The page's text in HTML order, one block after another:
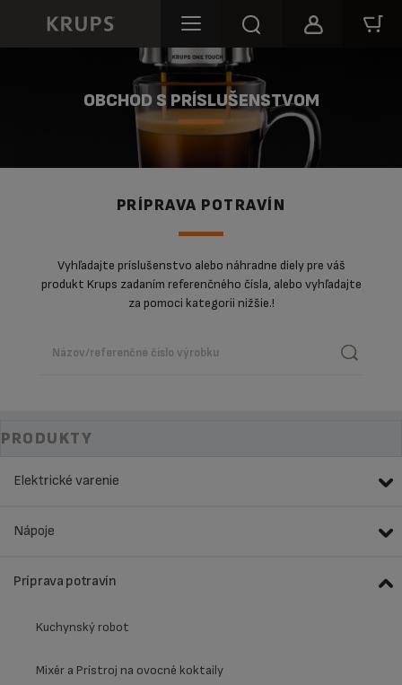
OBCHOD S PRÍSLUŠENSTVOM
PRÍPRAVA POTRAVÍN
Vyhľadajte príslušenstvo alebo náhradne diely pre váš
produkt Krups zadaním referenčného čísla, alebo vyhľadajte
za pomoci kategorii nižšie.!
PRODUKTY
Elektrické varenie
Nápoje
Príprava potravín
Kuchynský robot
Mixér a Prístroj na ovocné koktaily